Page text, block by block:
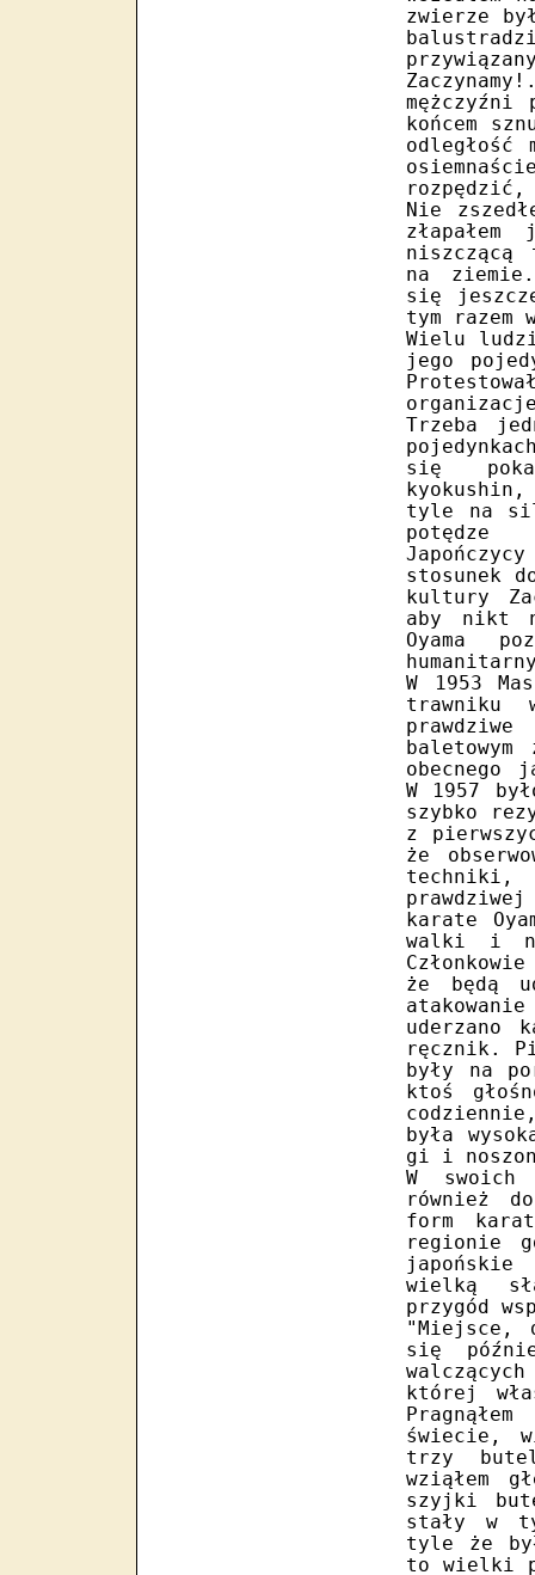
zwierze
końcem
odległość
Nie
niszczącą
na
się
tym razem
Wielu ludzi
jego
Trzeba
się
tyle na
potędze
stosunek
kultury
aby nikt
Oyama
W 1953
trawniku
obecnego
W 1957
szybko
z
że
techniki,
karate
walki i
że będą
uderzano
ręcznik.
były na
ktoś
była
gi i
W swoich
również
form
regionie
wielką
przygód
"Miejsce,
się
której
świecie,
trzy
wziąłem
szyjki
stały w
tyle że
to wielki